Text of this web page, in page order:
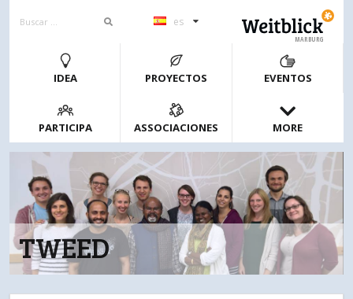
es
MARBURG
IDEA PROYECTOS EVENTOS
PARTICIPA ASSOCIACIONES MORE
TWEED